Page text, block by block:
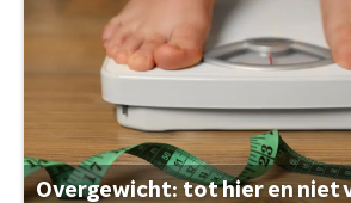
Overgewicht: tot hier en niet